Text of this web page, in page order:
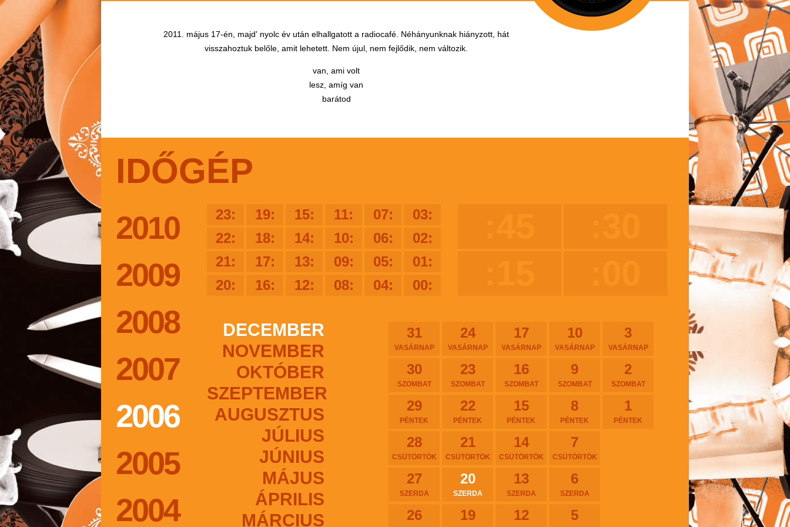
2011. május 17-én, majd' nyolc év után elhallgatott a radiocafé. Néhányunknak hiányzott, hát
visszahoztuk belőle, amit lehetett. Nem újul, nem fejlődik, nem változik.
van, ami volt
lesz, amíg van
barátod
IDŐGÉP
2010
2009
2008
2007
2006
2005
2004
23: 19: 15: 11: 07:
03:
22:
18: 14: 10: 06:
02:
21:
17: 13: 09: 05:
01:
20:
16: 12: 08: 04: 00:
DECEMBER
NOVEMBER
OKTÓBER
SZEPTEMBER
AUGUSZTUS
JÚLIUS
JÚNIUS
MÁJUS
ÁPRILIS
MÁRCIUS
31
VASÁRNAP
24
VASÁRNAP
17
VASÁRNAP
10
VASÁRNAP
3
VASÁRNAP
30
SZOMBAT
23
SZOMBAT
16
SZOMBAT
9
SZOMBAT
2
SZOMBAT
29
PÉNTEK
22
PÉNTEK
15
PÉNTEK
8
PÉNTEK
1
PÉNTEK
28
CSÜTÖRTÖK
21
CSÜTÖRTÖK
14
CSÜTÖRTÖK
7
CSÜTÖRTÖK
27
SZERDA
20
SZERDA
13
SZERDA
6
SZERDA
26 19 12 5